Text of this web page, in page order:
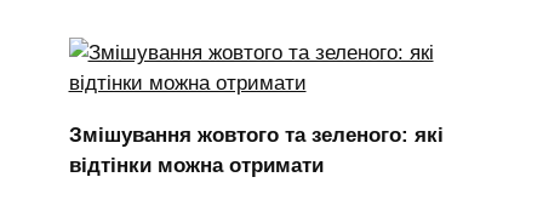
Змішування жовтого та зеленого: які
відтінки можна отримати